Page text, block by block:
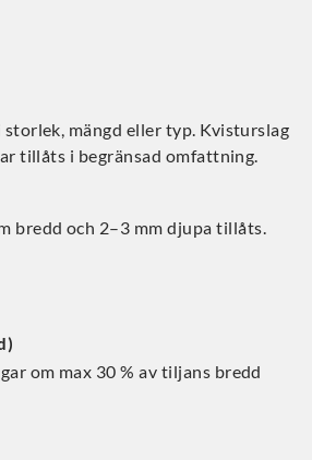
storlek, mängd eller typ. Kvisturslag
tillåts i begränsad omfattning.
bredd och 2–3 mm djupa tillåts.
om max 30 % av tiljans bredd